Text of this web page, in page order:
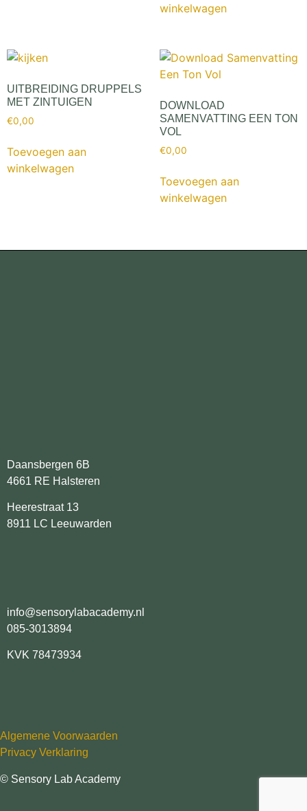
winkelwagen
UITBREIDING DRUPPELS
MET ZINTUIGEN
€0,00
Toevoegen aan
winkelwagen
DOWNLOAD
SAMENVATTING EEN TON
VOL
€0,00
Toevoegen aan
winkelwagen
Daansbergen 6B
4661 RE Halsteren
Heerestraat 13
8911 LC Leeuwarden
info@sensorylabacademy.nl
085-3013894
KVK 78473934
Algemene Voorwaarden
Privacy Verklaring
© Sensory Lab Academy